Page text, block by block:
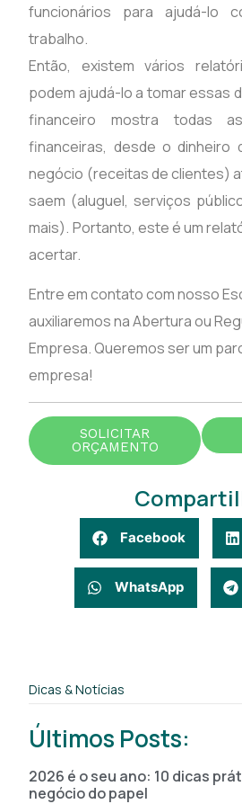
funcionários para ajudá-lo
trabalho.
Então, existem vários
podem ajudá-lo a tomar essas
financeiro mostra todas
financeiras, desde o dinheiro
negócio (receitas de clientes)
saem (aluguel, serviços
mais). Portanto, este é um
acertar.
Entre em contato com nosso
auxiliaremos na Abertura ou
Empresa. Queremos ser um
empresa!
SOLICITAR
ORÇAMENTO
Facebook
WhatsApp
Dicas & Notícias
Últimos Posts:
2026 é o seu ano: 10 dicas
negócio do papel